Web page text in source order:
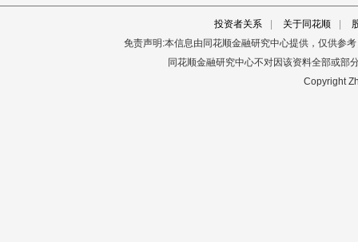
投资者关系 关于同花顺
免责声明:本信息由同花顺金融研究中心提供，仅供参
同花顺金融研究中心不对因该资料全部或部
Copyright